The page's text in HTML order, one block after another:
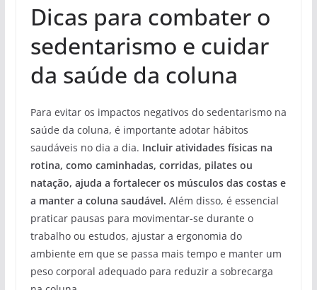
Dicas para combater o
sedentarismo e cuidar
da saúde da coluna
Para evitar os impactos negativos do sedentarismo na
saúde da coluna, é importante adotar hábitos
saudáveis no dia a dia. Incluir atividades físicas na
rotina, como caminhadas, corridas, pilates ou
natação, ajuda a fortalecer os músculos das costas e
a manter a coluna saudável. Além disso, é essencial
praticar pausas para movimentar-se durante o
trabalho ou estudos, ajustar a ergonomia do
ambiente em que se passa mais tempo e manter um
peso corporal adequado para reduzir a sobrecarga